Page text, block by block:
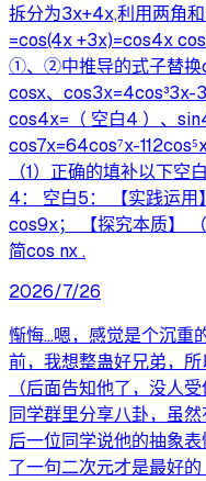
拆分为3x+4x,利用两角
=cos(4x +3x)=cos4x
①、②中推导的式子替换
cosx、cos3x=4cos³3x-
cos4x=（ 空白4 ）、
cos7x=64cos⁷x-
（1）正确的填补以下空
4： 空白5： 【实践运用
cos9x； 【探究本质】
简cos nx .
2026/7/26
惭悔…嗯，感觉是个沉重
前，我想整蛊好兄弟，
（后面告知他了，没人
同学群里分享八卦，虽
后一位同学说他的抽象
了一句二次元才是最好